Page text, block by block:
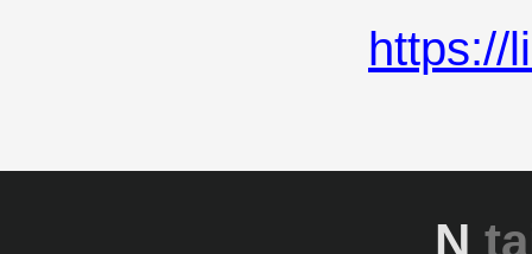
https://
N